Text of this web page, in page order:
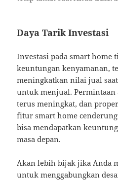
Daya Tarik Investasi
Investasi pada smart home
keuntungan kenyamanan,
meningkatkan nilai jual
untuk menjual. Permintaan
terus meningkat, dan
fitur smart home
bisa mendapatkan
masa depan.
Akan lebih bijak jika Anda
untuk menggabungkan